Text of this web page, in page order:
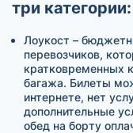
три категории:
Лоукост –
перевозчиков,
кратковременных
багажа. Билеты
интернете, нет
дополнительные
обед на борту